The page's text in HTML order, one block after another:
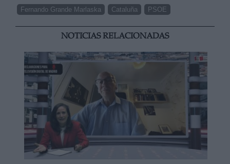
Fernando Grande Marlaska Cataluña PSOE
NOTICIAS RELACIONADAS